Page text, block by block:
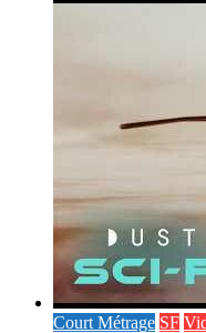
Court Métrage SF